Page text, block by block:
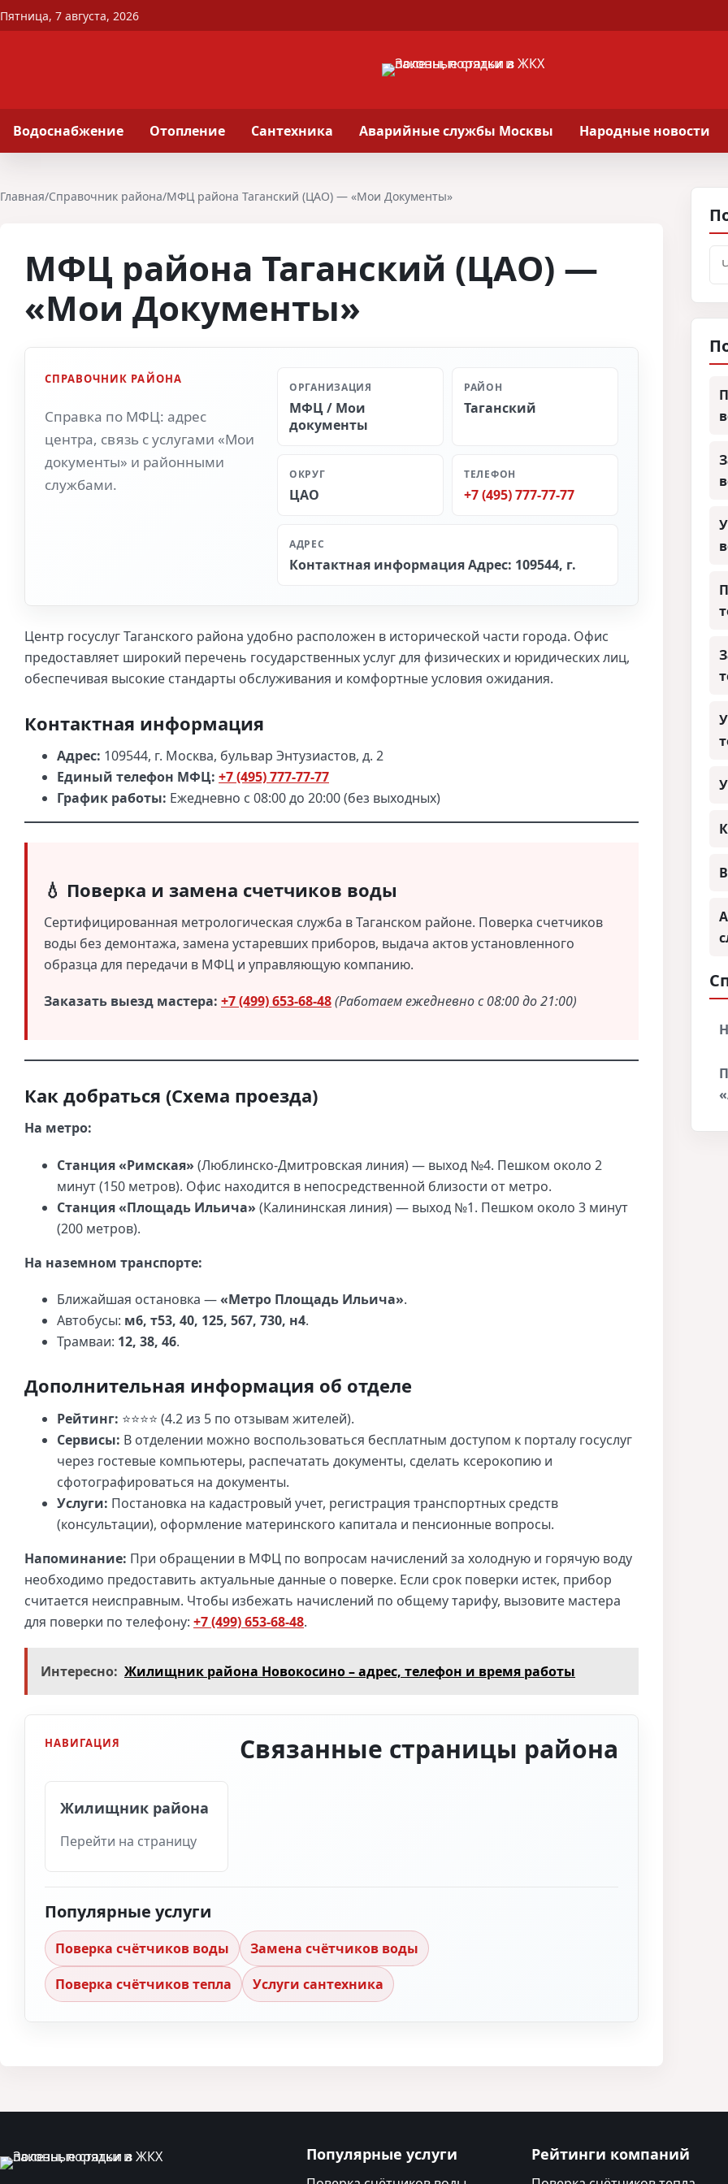
Перейти к содержимому
Пятница, 7 августа, 2026
Водоснабжение Отопление Сантехника Аварийные службы Москвы Народные новости
Главная/Справочник района/МФЦ района Таганский (ЦАО) — «Мои Документы»
МФЦ района Таганский (ЦАО) —
«Мои Документы»
СПРАВОЧНИК РАЙОНА
Справка по МФЦ: адрес
центра, связь с услугами «Мои
документы» и районными
службами.
ОРГАНИЗАЦИЯ
МФЦ / Мои
документы
РАЙОН
Таганский
ОКРУГ
ЦАО
ТЕЛЕФОН
+7 (495) 777-77-77
АДРЕС
Контактная информация Адрес: 109544, г.
Центр госуслуг Таганского района удобно расположен в исторической части города. Офис
предоставляет широкий перечень государственных услуг для физических и юридических лиц,
обеспечивая высокие стандарты обслуживания и комфортные условия ожидания.
Контактная информация
Адрес: 109544, г. Москва, бульвар Энтузиастов, д. 2
Единый телефон МФЦ: +7 (495) 777-77-77
График работы: Ежедневно с 08:00 до 20:00 (без выходных)
💧 Поверка и замена счетчиков воды
Сертифицированная метрологическая служба в Таганском районе. Поверка счетчиков
воды без демонтажа, замена устаревших приборов, выдача актов установленного
образца для передачи в МФЦ и управляющую компанию.
Заказать выезд мастера: +7 (499) 653-68-48(Работаем ежедневно с 08:00 до 21:00)
Как добраться (Схема проезда)
На метро:
Станция «Римская» (Люблинско-Дмитровская линия) — выход №4. Пешком около 2
минут (150 метров). Офис находится в непосредственной близости от метро.
Станция «Площадь Ильича» (Калининская линия) — выход №1. Пешком около 3 минут
(200 метров).
На наземном транспорте:
Ближайшая остановка —«Метро Площадь Ильича».
Автобусы: м6, т53, 40, 125, 567, 730, н4.
Трамваи: 12, 38, 46.
Дополнительная информация об отделе
Рейтинг: ⭐⭐⭐⭐ (4.2 из 5 по отзывам жителей).
Сервисы: В отделении можно воспользоваться бесплатным доступом к порталу госуслуг
через гостевые компьютеры, распечатать документы, сделать ксерокопию и
сфотографироваться на документы.
Услуги: Постановка на кадастровый учет, регистрация транспортных средств
(консультации), оформление материнского капитала и пенсионные вопросы.
Напоминание: При обращении в МФЦ по вопросам начислений за холодную и горячую воду
необходимо предоставить актуальные данные о поверке. Если срок поверки истек, прибор
считается неисправным. Чтобы избежать начислений по общему тарифу, вызовите мастера
для поверки по телефону: +7 (499) 653-68-48.
Интересно: Жилищник района Новокосино – адрес, телефон и время работы
НАВИГАЦИЯ Связанные страницы района
Жилищник района
Перейти на страницу
Популярные услуги
Поверка счётчиков воды
Замена счётчиков воды
Поверка счётчиков тепла
Услуги сантехника
Популярные услуги Рейтинги компаний